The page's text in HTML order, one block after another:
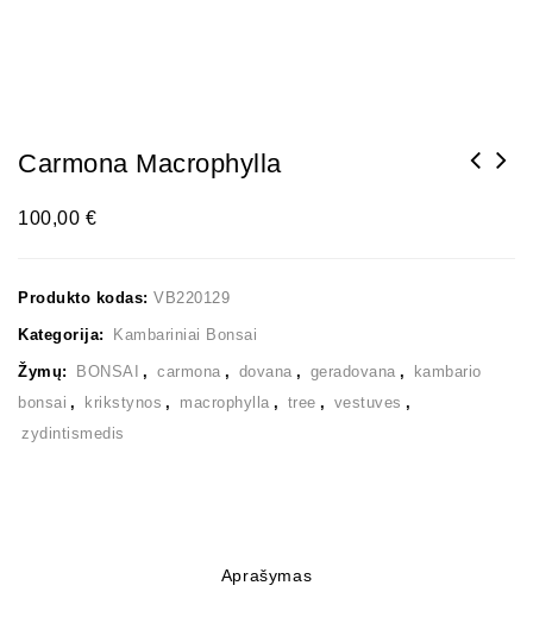
Carmona Macrophylla
100,00€
Produkto kodas: VB220129
Kategorija: Kambariniai Bonsai
Žymų: BONSAI , carmona , dovana , geradovana ,
kambario
bonsai , krikstynos , macrophylla , tree , vestuves ,
zydintismedis
Aprašymas